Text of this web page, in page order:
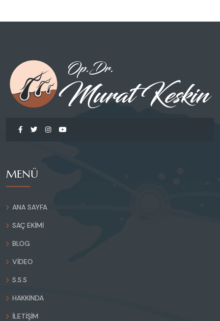
MENÜ
ANA SAYFA
SAÇ EKIMI
BLOG
VIDEO
S.S.S
HAKKINDA
İLETIŞIM